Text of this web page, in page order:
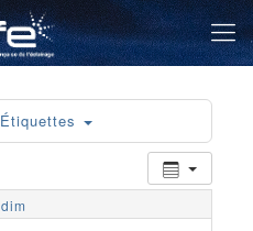
Étiquettes
dim